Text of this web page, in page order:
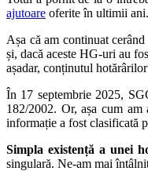
ajutoare oferite în ultimii
Așa că am continuat
și, dacă aceste HG-uri au
așadar, conținutul
În 17 septembrie 2025,
182/2002. Or, așa cum am
informație a fost clasificată
Simpla existență a unei
singulară. Ne-am mai